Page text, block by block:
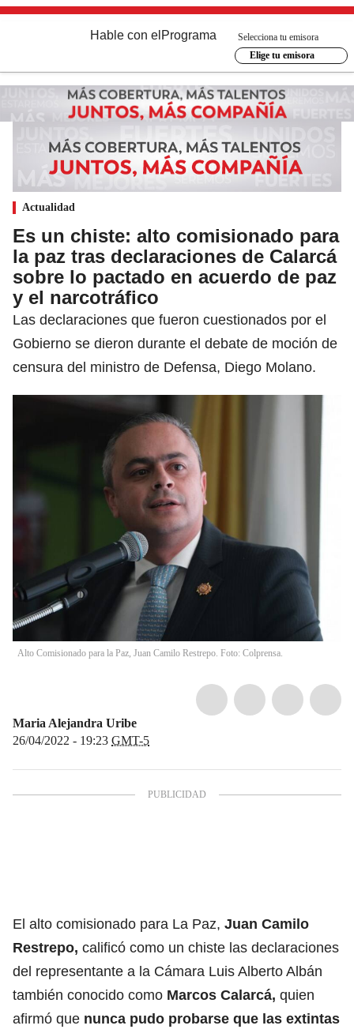
Hable con el Programa
Selecciona tu emisora
Elige tu emisora
Actualidad
Es un chiste: alto comisionado para
la paz tras declaraciones de Calarcá
sobre lo pactado en acuerdo de paz
y el narcotráfico
Las declaraciones que fueron cuestionados por el
Gobierno se dieron durante el debate de moción de
censura del ministro de Defensa, Diego Molano.
Alto Comisionado para la Paz, Juan Camilo Restrepo. Foto: Colprensa.
Maria Alejandra Uribe
26/04/2022 - 19:23 GMT-5
El alto comisionado para La Paz, Juan Camilo
Restrepo, calificó como un chiste las declaraciones
del representante a la Cámara Luis Alberto Albán
también conocido como Marcos Calarcá, quien
afirmó que nunca pudo probarse que las extintas